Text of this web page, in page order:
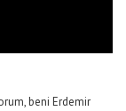
beni Erdemir